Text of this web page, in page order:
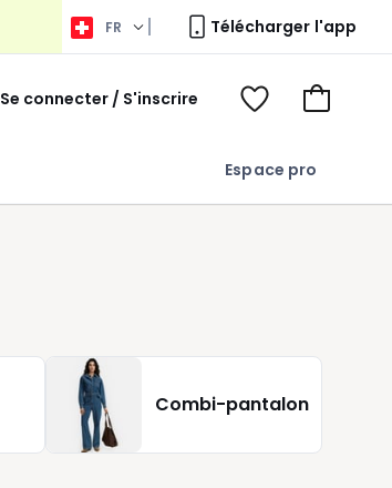
FR Télécharger l'app
Espace pro
Se connecter / S'inscrire
Bienvenue
Voir
Aller
Combi-pantalon